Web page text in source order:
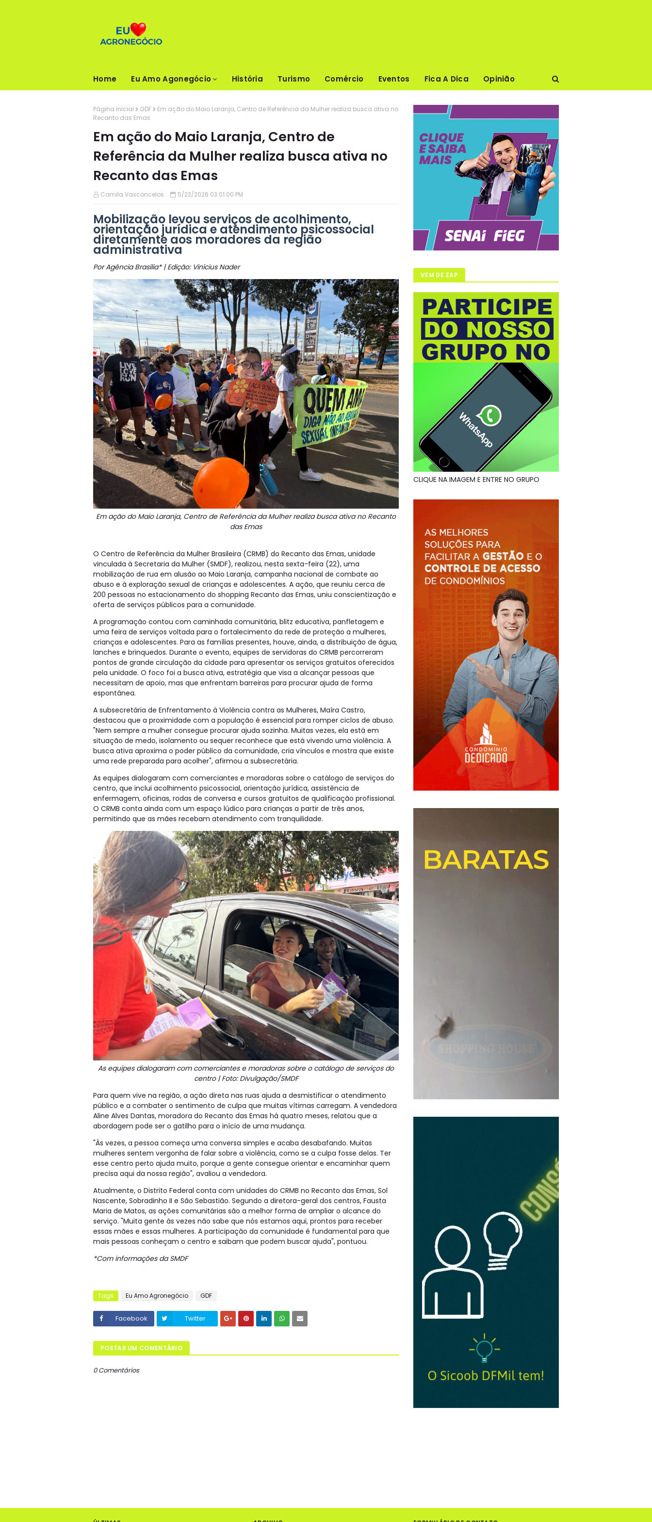
Home Eu Amo Agonegócio História Turismo Comércio Eventos Fica A Dica Opinião
Página inicial GDF
Em ação do Maio Laranja, Centro de Referência da Mulher realiza busca ativa no
Recanto das Emas
Em ação do Maio Laranja, Centro de
Referência da Mulher realiza busca ativa no
Recanto das Emas
Camila Vasconcelos 5/22/2026 03:01:00 PM
Mobilização levou serviços de acolhimento,
orientação jurídica e atendimento psicossocial
diretamente aos moradores da região
administrativa
Por Agência Brasília* | Edição: Vinicius Nader
Em ação do Maio Laranja, Centro de Referência da Mulher realiza busca ativa no Recanto
das Emas
O Centro de Referência da Mulher Brasileira (CRMB) do Recanto das Emas, unidade
vinculada à Secretaria da Mulher (SMDF), realizou, nesta sexta-feira (22), uma
mobilização de rua em alusão ao Maio Laranja, campanha nacional de combate ao
abuso e à exploração sexual de crianças e adolescentes. A ação, que reuniu cerca de
200 pessoas no estacionamento do shopping Recanto das Emas, uniu conscientização e
oferta de serviços públicos para a comunidade.
A programação contou com caminhada comunitária, blitz educativa, panfletagem e
uma feira de serviços voltada para o fortalecimento da rede de proteção a mulheres,
crianças e adolescentes. Para as famílias presentes, houve, ainda, a distribuição de água,
lanches e brinquedos. Durante o evento, equipes de servidoras do CRMB percorreram
pontos de grande circulação da cidade para apresentar os serviços gratuitos oferecidos
pela unidade. O foco foi a busca ativa, estratégia que visa a alcançar pessoas que
necessitam de apoio, mas que enfrentam barreiras para procurar ajuda de forma
espontânea.
A subsecretária de Enfrentamento à Violência contra as Mulheres, Maíra Castro,
destacou que a proximidade com a população é essencial para romper ciclos de abuso.
"Nem sempre a mulher consegue procurar ajuda sozinha. Muitas vezes, ela está em
situação de medo, isolamento ou sequer reconhece que está vivendo uma violência. A
busca ativa aproxima o poder público da comunidade, cria vínculos e mostra que existe
uma rede preparada para acolher", afirmou a subsecretária.
As equipes dialogaram com comerciantes e moradoras sobre o catálogo de serviços do
centro, que inclui acolhimento psicossocial, orientação jurídica, assistência de
enfermagem, oficinas, rodas de conversa e cursos gratuitos de qualificação profissional.
O CRMB conta ainda com um espaço lúdico para crianças a partir de três anos,
permitindo que as mães recebam atendimento com tranquilidade.
As equipes dialogaram com comerciantes e moradoras sobre o catálogo de serviços do
centro | Foto: Divulgação/SMDF
Para quem vive na região, a ação direta nas ruas ajuda a desmistificar o atendimento
público e a combater o sentimento de culpa que muitas vítimas carregam. A vendedora
Aline Alves Dantas, moradora do Recanto das Emas há quatro meses, relatou que a
abordagem pode ser o gatilho para o início de uma mudança.
"Às vezes, a pessoa começa uma conversa simples e acaba desabafando. Muitas
mulheres sentem vergonha de falar sobre a violência, como se a culpa fosse delas. Ter
esse centro perto ajuda muito, porque a gente consegue orientar e encaminhar quem
precisa aqui da nossa região", avaliou a vendedora.
Atualmente, o Distrito Federal conta com unidades do CRMB no Recanto das Emas, Sol
Nascente, Sobradinho II e São Sebastião. Segundo a diretora-geral dos centros, Fausta
Maria de Matos, as ações comunitárias são a melhor forma de ampliar o alcance do
serviço. "Muita gente às vezes não sabe que nós estamos aqui, prontos para receber
essas mães e essas mulheres. A participação da comunidade é fundamental para que
mais pessoas conheçam o centro e saibam que podem buscar ajuda", pontuou.
*Com informações da SMDF
Tags Eu Amo Agronegócio GDF
Facebook Twitter
POSTAR UM COMENTÁRIO
0 Comentários
VEM DE ZAP
CLIQUE NA IMAGEM E ENTRE NO GRUPO